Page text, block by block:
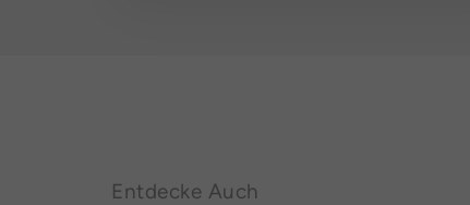
Entdecke Auch